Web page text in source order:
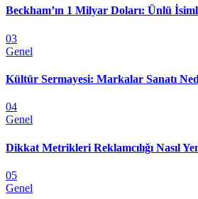
Beckham’ın 1 Milyar Doları: Ünlü
03
Genel
Kültür Sermayesi: Markalar Sanatı
04
Genel
Dikkat Metrikleri Reklamcılığı Nasıl
05
Genel